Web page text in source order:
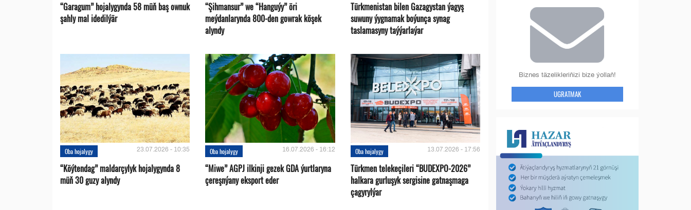
“Garagum” hojalygynda 58 müň baş ownuk
şahly mal idedilýär
“Şihmansur” we “Hanguýy” öri
meýdanlarynda 800-den gowrak köşek
alyndy
Türkmenistan bilen Gazagystan ýagyş
suwuny ýygnamak boýunça synag
taslamasyny taýýarlaýar
Oba hojalygy 23.07.2026 - 10:35
“Köýtendag” maldarçylyk hojalygynda 8
müň 30 guzy alyndy
Oba hojalygy 16.07.2026 - 16:12
“Miwe” AGPJ ilkinji gezek GDA ýurtlaryna
çereşnýany eksport eder
Oba hojalygy 13.07.2026 - 17:56
Türkmen telekeçileri “BUDEXPO-2026”
halkara gurluşyk sergisine gatnaşmaga
çagyrylýar
Biznes täzelikleriňizi bize ýollaň!
UGRATMAK